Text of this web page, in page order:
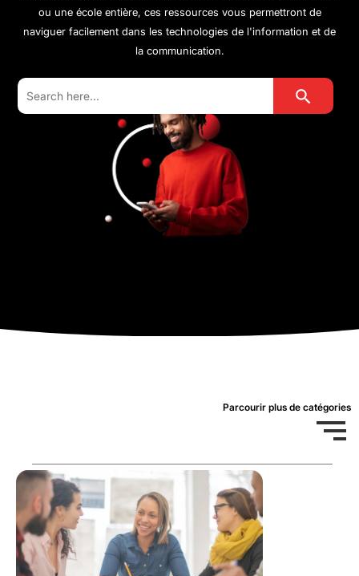
ou une école entière, ces ressources vous permettront de
naviguer facilement dans les technologies de l'information et de
la communication.
Search
for:
Search Button
Parcourir plus de catégories